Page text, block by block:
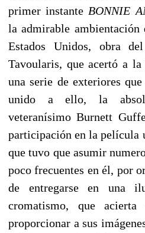
primer instante BONNIE
la admirable ambientación
Estados Unidos, obra
Tavoularis, que acertó a
una serie de exteriores
unido a ello, la
veteranísimo Burnett
participación en la película
que tuvo que asumir
poco frecuentes en él, por
de entregarse en una
cromatismo, que
proporcionar a sus